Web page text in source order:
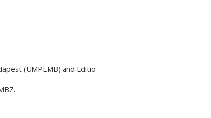
(UMPEMB) and Editio